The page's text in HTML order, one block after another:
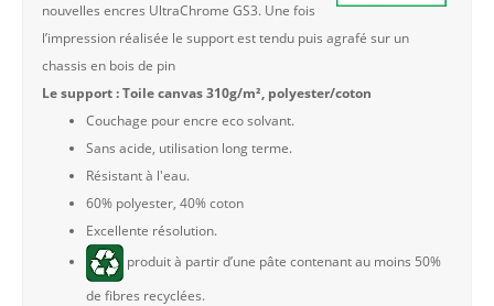
nouvelles encres UltraChrome GS3. Une fois
l’impression réalisée le support est tendu puis agrafé sur un
chassis en bois de pin
Le support : Toile canvas 310g/m², polyester/coton
Couchage pour encre eco solvant.
Sans acide, utilisation long terme.
Résistant à l'eau.
60% polyester, 40% coton
Excellente résolution.
produit à partir d’une pâte contenant au moins 50%
de fibres recyclées.